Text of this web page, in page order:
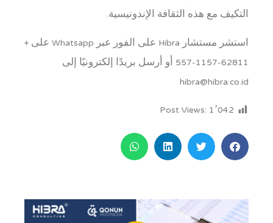
التكيف مع هذه الثقافة الإندونيسية.
استشر مستشار Hibra على الفور عبر Whatsapp على +
62811-1157-557 أو أرسل بريدًا إلكترونيًا إلى
hibra@hibra.co.id
Post Views:1٬042